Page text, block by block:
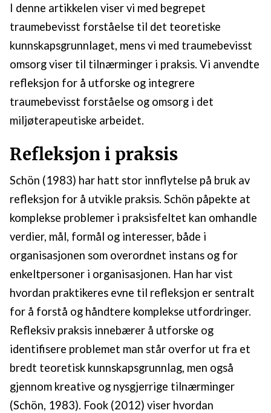
I denne artikkelen viser vi med begrepet
traumebevisst forståelse til det teoretiske
kunnskapsgrunnlaget, mens vi med traumebevisst
omsorg viser til tilnærminger i praksis. Vi anvendte
refleksjon for å utforske og integrere
traumebevisst forståelse og omsorg i det
miljøterapeutiske arbeidet.
Refleksjon i praksis
Schön (1983) har hatt stor innflytelse på bruk av
refleksjon for å utvikle praksis. Schön påpekte at
komplekse problemer i praksisfeltet kan omhandle
verdier, mål, formål og interesser, både i
organisasjonen som overordnet instans og for
enkeltpersoner i organisasjonen. Han har vist
hvordan praktikeres evne til refleksjon er sentralt
for å forstå og håndtere komplekse utfordringer.
Refleksiv praksis innebærer å utforske og
identifisere problemet man står overfor ut fra et
bredt teoretisk kunnskapsgrunnlag, men også
gjennom kreative og nysgjerrige tilnærminger
(Schön, 1983). Fook (2012) viser hvordan